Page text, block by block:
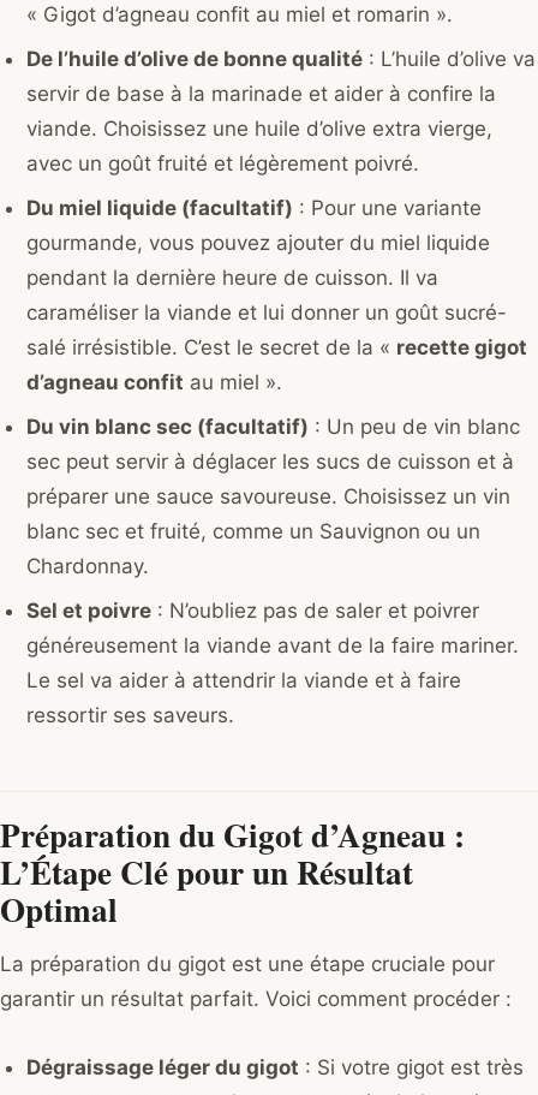
« Gigot d’agneau confit au miel et romarin ».
De l’huile d’olive de bonne qualité : L’huile d’olive va
servir de base à la marinade et aider à confire la
viande. Choisissez une huile d’olive extra vierge,
avec un goût fruité et légèrement poivré.
Du miel liquide (facultatif) : Pour une variante
gourmande, vous pouvez ajouter du miel liquide
pendant la dernière heure de cuisson. Il va
caraméliser la viande et lui donner un goût sucré-
salé irrésistible. C’est le secret de la « recette gigot
d’agneau confit au miel ».
Du vin blanc sec (facultatif) : Un peu de vin blanc
sec peut servir à déglacer les sucs de cuisson et à
préparer une sauce savoureuse. Choisissez un vin
blanc sec et fruité, comme un Sauvignon ou un
Chardonnay.
Sel et poivre : N’oubliez pas de saler et poivrer
généreusement la viande avant de la faire mariner.
Le sel va aider à attendrir la viande et à faire
ressortir ses saveurs.
Préparation du Gigot d’Agneau :
L’Étape Clé pour un Résultat
Optimal
La préparation du gigot est une étape cruciale pour
garantir un résultat parfait. Voici comment procéder :
Dégraissage léger du gigot : Si votre gigot est très